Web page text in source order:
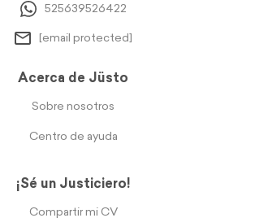
525639526422
[email protected]
Acerca de Jüsto
Sobre nosotros
Centro de ayuda
¡Sé un Justiciero!
Compartir mi CV